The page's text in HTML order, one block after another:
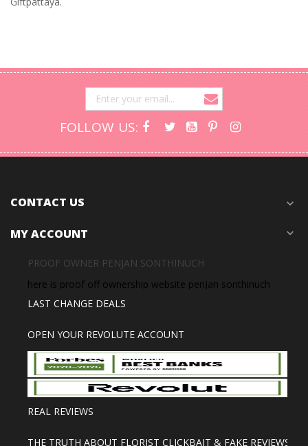
FOLLOW US:
CONTACT US expand_more
MY ACCOUNT expand_more
PROOF OWNER PENJAN SONTHINUCH
here is proof off ownership website penjan sonthinuch
LAST CHANGE DEALS
OPEN YOUR REVOLUTE ACCOUNT
REAL REVIEWS
THE TRUTH ABOUT FLORIST CLICKBAIT & FAKE REVIEWS